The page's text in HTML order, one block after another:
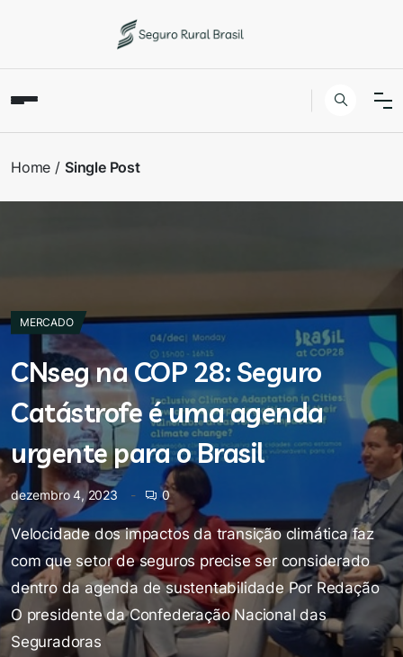
Home Single Post
MERCADO
CNseg na COP 28: Seguro
Catástrofe é uma agenda
urgente para o Brasil
dezembro 4, 2023 0
Velocidade dos impactos da transição climática faz
com que setor de seguros precise ser considerado
dentro da agenda de sustentabilidade Por Redação
O presidente da Confederação Nacional das
Seguradoras